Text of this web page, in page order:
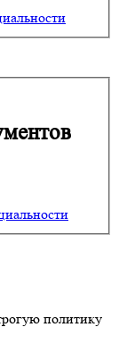
политику